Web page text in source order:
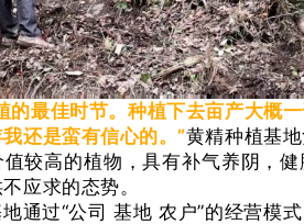
的最佳时节。种植下去亩产大概
还是蛮有信心的。”黄精种植基
较高的植物，具有补气养阴，
应求的态势。
通过“公司 基地 农户”的经营模